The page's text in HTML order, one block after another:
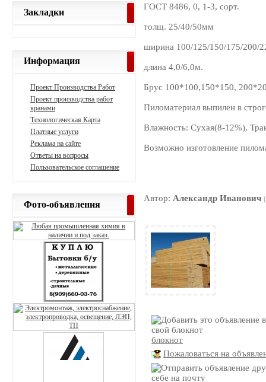
ГОСТ 8486, 0, 1-3, сорт.
толщ. 25/40/50мм
ширина 100/125/150/175/200/
длина 4,0/6,0м.
Брус 100*100,150*150,
Пиломатериал выпилен в
Влажность: Сухая(8-12%),
Возможно изготовление
Автор: Александр Иванович
блокнот
Пожаловаться на
Закладки
Информация
Проект Производства Работ
Проект производства работ
кранами
Технологическая Карта
Платные услуги
Реклама на сайте
Ответы на вопросы
Пользовательское соглашение
Фото-объявления